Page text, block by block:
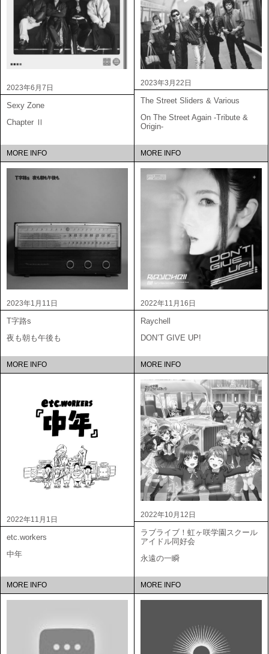
2023年6月7日
Sexy Zone
Chapter Ⅱ
MORE INFO
2023年3月22日
The Street Sliders & Various
On The Street Again -Tribute &
Origin-
MORE INFO
2023年1月11日
T字路s
夜も朝も午後も
MORE INFO
2022年11月16日
Raychell
DON’T GIVE UP!
MORE INFO
2022年11月1日
etc.workers
中年
MORE INFO
2022年10月12日
ラブライブ！虹ヶ咲学園スクール
アイドル同好会
永遠の一瞬
MORE INFO